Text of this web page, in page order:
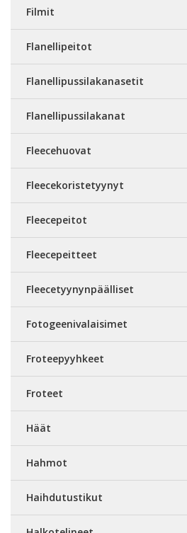
Filmit
Flanellipeitot
Flanellipussilakanasetit
Flanellipussilakanat
Fleecehuovat
Fleecekoristetyynyt
Fleecepeitot
Fleecepeitteet
Fleecetyynynpäälliset
Fotogeenivalaisimet
Froteepyyhkeet
Froteet
Häät
Hahmot
Haihdutustikut